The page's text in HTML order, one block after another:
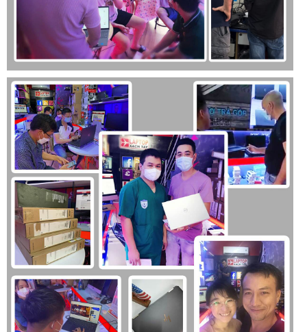
USB 3.2 Gen 1 Type-A ports (2)
USB 2.0 Type-A port (1)
USB 3.2 Gen 1 Type-C port (1)
HDMI 1.4 port (1)
RJ-45 Ethernet port (1)
Headset (headphone and microphone combo) port (1)
SD 3.0 Card Reader slot (1)
Sự đa dạng về cổng kết nối giúp người dùng dễ dàng kết nối
với các thiết bị ngoại vi như chuột, bàn phím rời, máy in, màn
hình ngoài và các thiết bị lưu trữ khác.
Thời Lượng Pin
Thời lượng pin của Laptop Dell Latitude 3420 có thể khác
nhau tùy thuộc vào cấu hình và cách sử dụng. Tuy nhiên, với